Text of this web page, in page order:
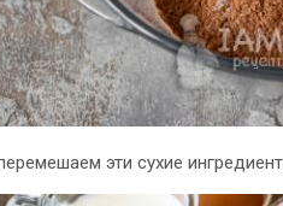
эти сухие